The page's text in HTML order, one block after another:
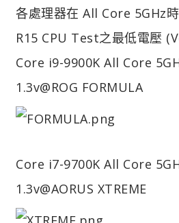
各處理器在 All Core 5GHz
R15 CPU Test之最低電壓
Core i9-9900K All Core
1.3v@ROG FORMULA
Core i7-9700K All Core
1.3v@AORUS XTREME